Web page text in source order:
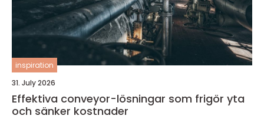
inspiration
31. July 2026
Effektiva conveyor-lösningar som frigör yta
och sänker kostnader